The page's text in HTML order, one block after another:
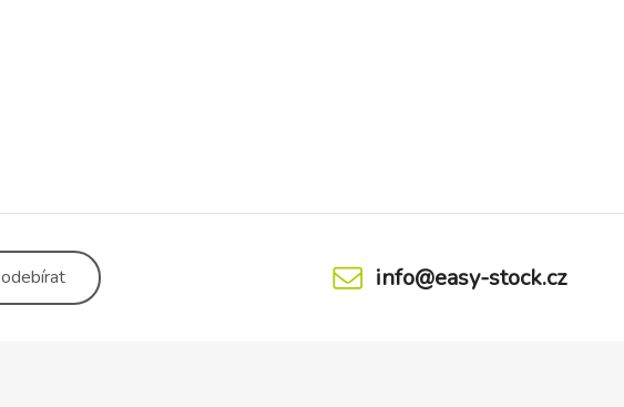
odebírat info@easy-stock.cz